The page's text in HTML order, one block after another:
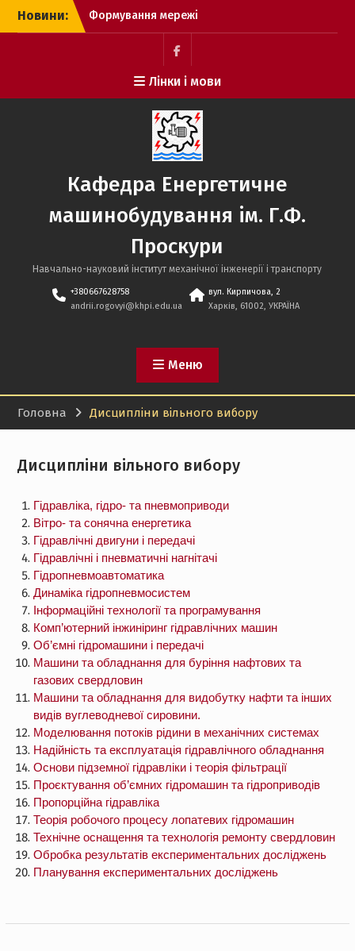
Перейти
Новини:
Формування мережі
підшефних шкіл: зустріч
Харківського ліцею 13
Зустріч з майбутніми
абітурієнтами ВСП ХКТФК
НТУ «ХПІ» та прийняття
звітів з практики
Формування мережі
підшефних шкіл: зустріч
із майбутніми
абітурієнтами
Борщагівського ліцею
Facebook
Лінки і мови
Кафедра Енергетичне
машинобудування ім. Г.Ф.
Проскури
Навчально-науковий інститут механічної інженерії і транспорту
+380667628758
andrii.rogovyi@khpi.edu.ua
вул. Кирпичова, 2
Харків, 61002, УКРАЇНА
Меню
Головна Дисципліни вільного вибору
Дисципліни вільного вибору
Гідравліка, гідро- та пневмоприводи
Вітро- та сонячна енергетика
Гідравлічні двигуни і передачі
Гідравлічні і пневматичні нагнітачі
Гідропневмоавтоматика
Динаміка гідропневмосистем
Інформаційні технології та програмування
Комп’ютерний інжиніринг гідравлічних машин
Об’ємні гідромашини і передачі
Машини та обладнання для буріння нафтових та
газових свердловин
Машини та обладнання для видобутку нафти та інших
видів вуглеводневої сировини.
Моделювання потоків рідини в механічних системах
Надійність та експлуатація гідравлічного обладнання
Основи підземної гідравліки і теорія фільтрації
Проєктування об’ємних гідромашин та гідроприводів
Пропорційна гідравліка
Теорія робочого процесу лопатевих гідромашин
Технічне оснащення та технологія ремонту свердловин
Обробка результатів експериментальних досліджень
Планування експериментальних досліджень